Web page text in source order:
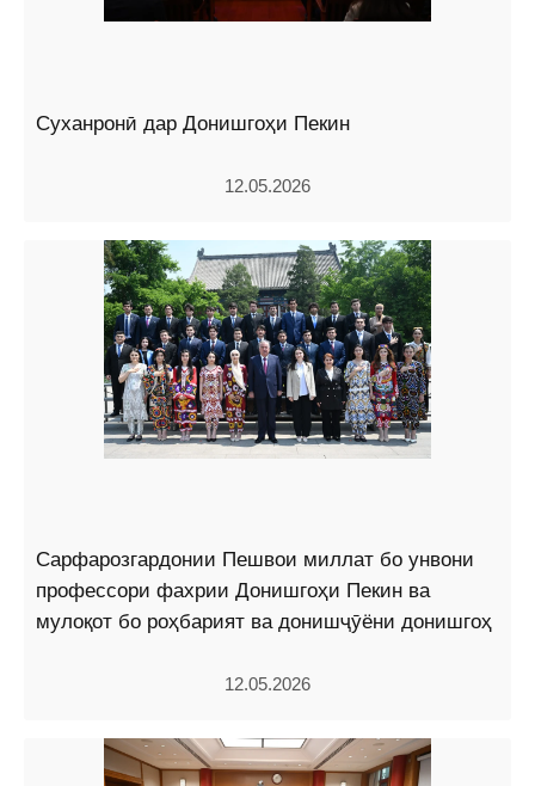
Суханронӣ дар Донишгоҳи Пекин
12.05.2026
Сарфарозгардонии Пешвои миллат бо унвони
профессори фахрии Донишгоҳи Пекин ва
мулоқот бо роҳбарият ва донишҷӯёни донишгоҳ
12.05.2026